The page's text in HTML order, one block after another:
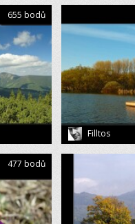
655 bodů
Filltos
477 bodů